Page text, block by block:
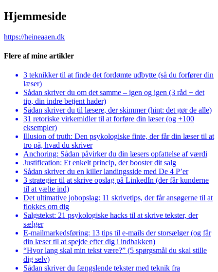
Hjemmeside
https://heineaaen.dk
Flere af mine artikler
3 teknikker til at finde det fordømte udbytte (så du forfører din
læser)
Sådan skriver du om det samme – igen og igen (3 råd + det
tip, din indre betjent hader)
Sådan skriver du til læsere, der skimmer (hint: det gør de alle)
31 retoriske virkemidler til at forføre din læser (og +100
eksempler)
Illusion of truth: Den psykologiske finte, der får din læser til at
tro på, hvad du skriver
Anchoring: Sådan påvirker du din læsers opfattelse af værdi
Justification: Et enkelt princip, der booster dit salg
Sådan skriver du en killer landingsside med De 4 P’er
3 strategier til at skrive opslag på LinkedIn (der får kunderne
til at vælte ind)
Det ultimative jobopslag: 11 skrivetips, der får ansøgerne til at
flokkes om dig
Salgstekst: 21 psykologiske hacks til at skrive tekster, der
sælger
E-mailmarkedsføring: 13 tips til e-mails der storsælger (og får
din læser til at spejde efter dig i indbakken)
“Hvor lang skal min tekst være?” (5 spørgsmål du skal stille
dig selv)
Sådan skriver du fængslende tekster med teknik fra